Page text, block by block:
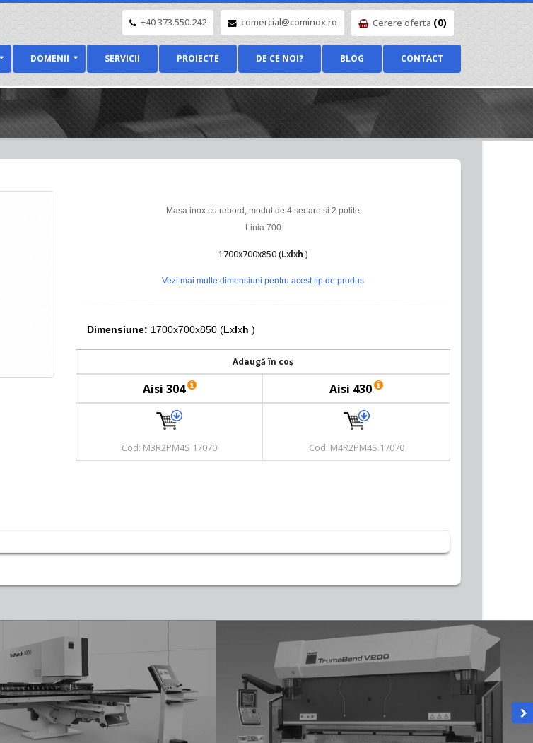
+40 373.550.242 comercial@cominox.ro Cerere oferta (0)
DOMENII SERVICII PROIECTE DE CE NOI? BLOG CONTACT
Masa inox cu rebord, modul de 4 sertare si 2 polite
Linia 700
1700x700x850 (Lxlxh )
Vezi mai multe dimensiuni pentru acest tip de produs
Dimensiune: 1700x700x850 (Lxlxh )
Adaugă în coș
Aisi 304 Aisi 430
Cod: M3R2PM4S 17070 Cod: M4R2PM4S 17070